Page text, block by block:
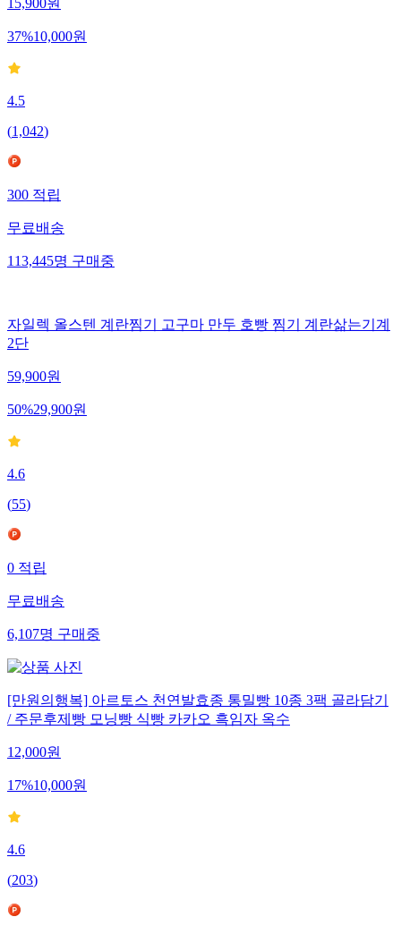
15,900원
37%10,000원
4.5
(1,042)
300 적립
무료배송
113,445명 구매중
자일렉 올스텐 계란찜기 고구마 만두 호빵 찜기 계란삶는기계
2단
59,900원
50%29,900원
4.6
(55)
0 적립
무료배송
6,107명 구매중
[만원의행복] 아르토스 천연발효종 통밀빵 10종 3팩 골라담기
/ 주문후제빵 모닝빵 식빵 카카오 흑임자 옥수
12,000원
17%10,000원
4.6
(203)